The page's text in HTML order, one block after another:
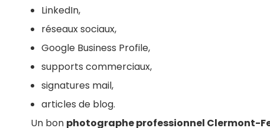
LinkedIn,
réseaux sociaux,
Google Business Profile,
supports commerciaux,
signatures mail,
articles de blog.
Un bon photographe professionnel Clermont-